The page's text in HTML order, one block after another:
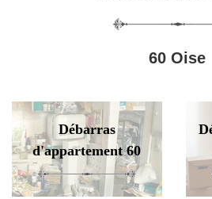
60 Oise
Débarras
d'appartement 60